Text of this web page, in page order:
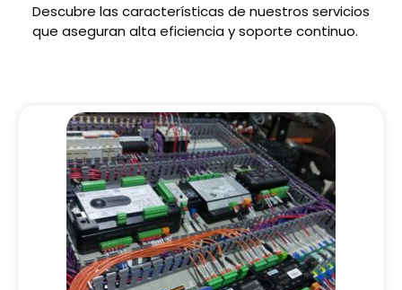
Descubre las características de nuestros servicios
que aseguran alta eficiencia y soporte continuo.